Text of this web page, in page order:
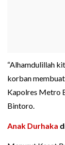
“Alhamdulillah
korban membuat
Kapolres Metro
Bintoro.
Anak Durhaka